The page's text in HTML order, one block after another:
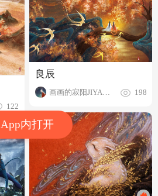
App内打开
122
良辰
198